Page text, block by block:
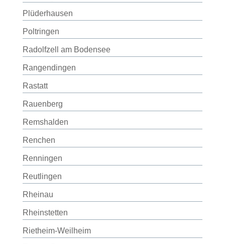
Plüderhausen
Poltringen
Radolfzell am Bodensee
Rangendingen
Rastatt
Rauenberg
Remshalden
Renchen
Renningen
Reutlingen
Rheinau
Rheinstetten
Rietheim-Weilheim